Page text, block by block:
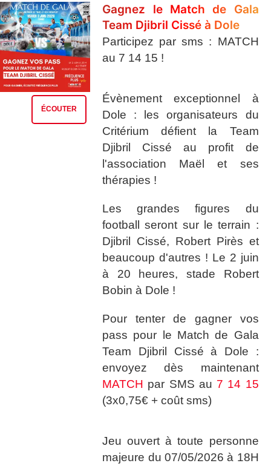
ÉCOUTER
Gagnez le Match de Gala
Team Djibril Cissé à Dole
Participez par sms : MATCH
au 7 14 15 !
Évènement exceptionnel à
Dole : les organisateurs du
Critérium défient la Team
Djibril Cissé au profit de
l'association Maël et ses
thérapies !
Les grandes figures du
football seront sur le terrain :
Djibril Cissé, Robert Pirès et
beaucoup d'autres ! Le 2 juin
à 20 heures, stade Robert
Bobin à Dole !
Pour tenter de gagner vos
pass pour le Match de Gala
Team Djibril Cissé à Dole :
envoyez dès maintenant
MATCH par SMS au 7 14 15
(3x0,75€ + coût sms)
Jeu ouvert à toute personne
majeure du 07/05/2026 à 18H